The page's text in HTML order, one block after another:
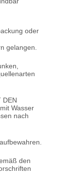
oder
gelangen.
DEN
Wasser
nach
den
am
28.08.2025